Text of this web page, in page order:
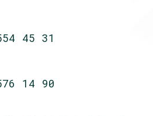
45 31
14 90